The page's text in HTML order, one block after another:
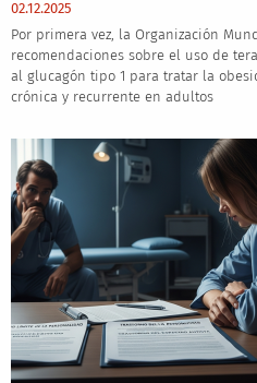
02.12.2025
Por primera vez, la Organización
recomendaciones sobre el uso de
al glucagón tipo 1 para tratar la
crónica y recurrente en adultos